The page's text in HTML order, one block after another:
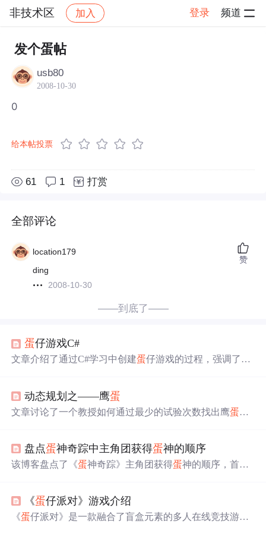
非技术区 加入 登录 频道
社区 非技术区
发个蛋帖
usb80
2008-10-30
0
给本帖投票
61 1 打赏
全部评论
location179
ding
2008-10-30
赞
——到底了——
蛋仔游戏C#
文章介绍了通过C#学习中创建蛋仔游戏的过程，强调了多
的独特属性和动作，如游泳、飞行和叫声。代码示例演示
了如何在主程序中调用这些行为。
动态规划之——鹰蛋
文章讨论了一个教授如何通过最少的试验次数找出鹰蛋从
盘点蛋神奇踪中主角团获得蛋神的顺序
该博客盘点了《蛋神奇踪》主角团获得蛋神的顺序，首个
的战斗情况和最终决战的使用人员。
《蛋仔派对》游戏介绍
《蛋仔派对》是一款融合了盲盒元素的多人在线竞技游